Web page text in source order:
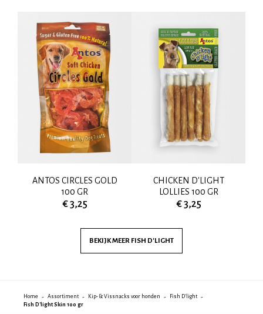
ANTOS CIRCLES GOLD
100 GR
€ 3,25
CHICKEN D'LIGHT
LOLLIES 100 GR
€ 3,25
BEKIJK MEER FISH D'LIGHT
Home Assortiment Kip- & Vissnacks voor honden
Fish D'light
Fish D'light Skin 100 gr